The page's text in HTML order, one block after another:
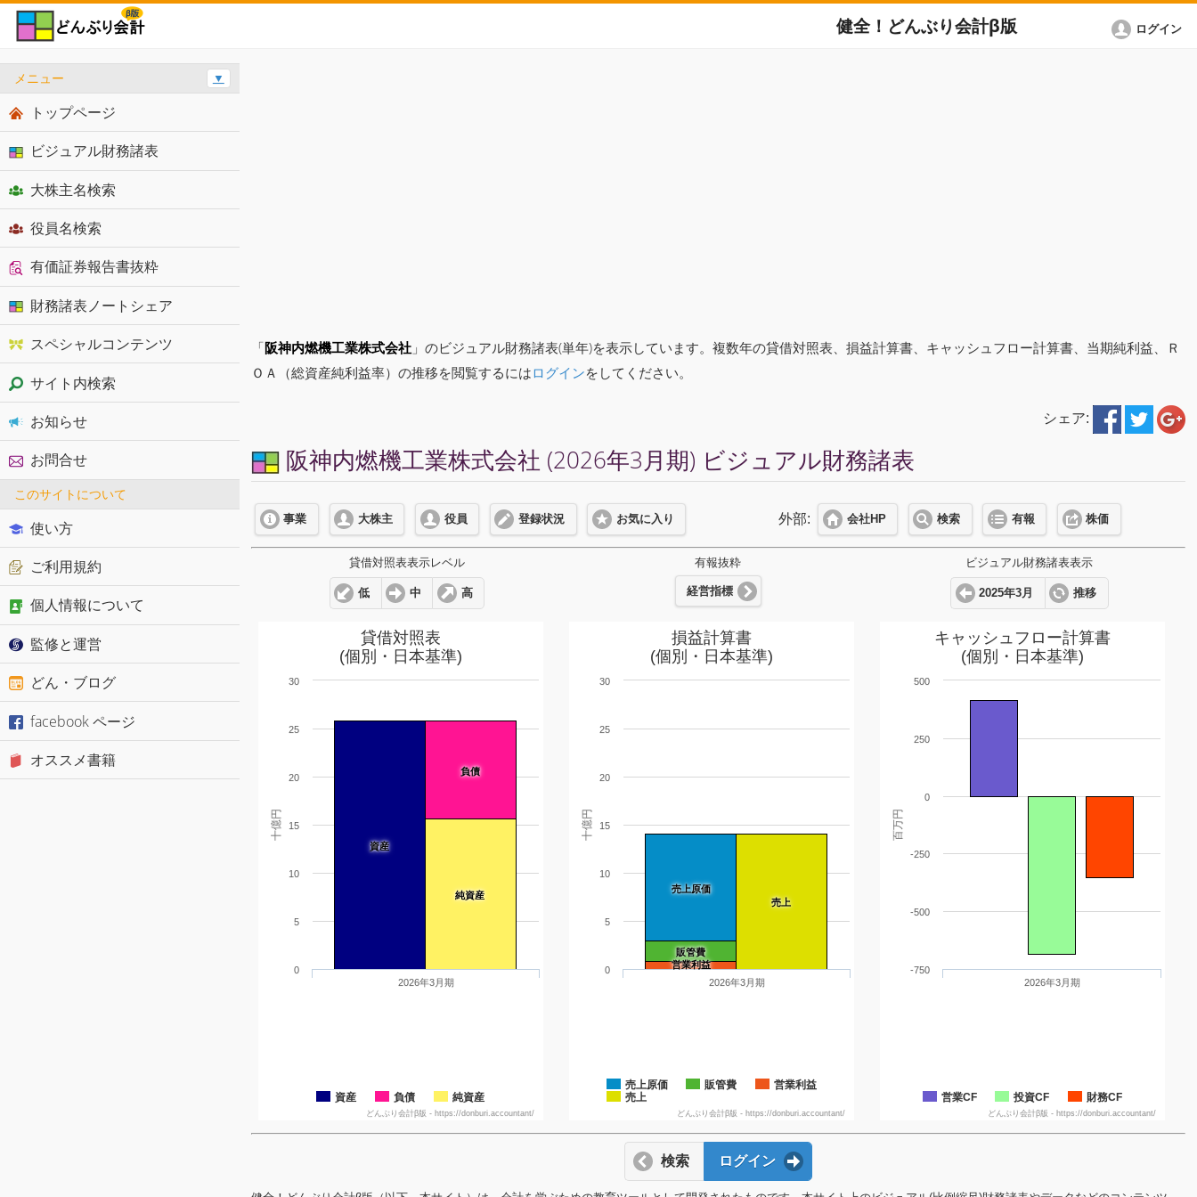
健全！どんぶり会計β版 ログイン
「阪神内燃機工業株式会社 」のビジュアル財務諸表(単年)を表示しています。複数年の貸借対照表、損益計算書、キャッシュフロー計算書、当期純利益、Ｒ
ＯＡ（総資産純利益率）の推移を閲覧するにはログインをしてください。
シェア:
阪神内燃機工業株式会社 (2026年3月期) ビジュアル財務諸表
事業 大株主 役員 登録状況 お気に入り 外部: 会社HP 検索 有報 株価
貸借対照表表示レベル
低 中 高
有報抜粋
経営指標
ビジュアル財務諸表表示
2025年3月 推移
十億円
貸借対照表
(個別・日本基準)
資産
負債
純資産
資産 負債 純資産
2026年3月期
0
5
10
15
20
25
30
どんぶり会計β版 - https://donburi.accountant/
十億円
損益計算書
(個別・日本基準)
売上原価
販管費
営業利益
売上
売上原価 販管費
営業利益
売上
2026年3月期
0
5
10
15
20
25
30
どんぶり会計β版 - https://donburi.accountant/
百万円
キャッシュフロー計算書
(個別・日本基準)
営業CF 投資CF 財務CF
2026年3月期
-750
-500
-250
0
250
500
どんぶり会計β版 - https://donburi.accountant/
検索 ログイン
メニュー ▼
トップページ
ビジュアル財務諸表
大株主名検索
役員名検索
有価証券報告書抜粋
財務諸表ノートシェア
スペシャルコンテンツ
サイト内検索
お知らせ
お問合せ
このサイトについて
使い方
ご利用規約
個人情報について
監修と運営
どん・ブログ
facebook ページ
オススメ書籍